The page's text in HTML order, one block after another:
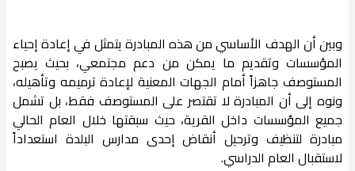
وبين أن الهدف الأساسي من هذه المبادرة يتمثل في إعادة إحياء
المؤسسات وتقديم ما يمكن من دعم مجتمعي، بحيث يصبح
المستوصف جاهزاً أمام الجهات المعنية لإعادة ترميمه وتأهيله،
ونوه إلى أن المبادرة لا تقتصر على المستوصف فقط، بل تشمل
جميع المؤسسات داخل القرية، حيث سبقتها خلال العام الحالي
مبادرة لتنظيف وترحيل أنقاض إحدى مدارس البلدة استعداداً
لاستقبال العام الدراسي.